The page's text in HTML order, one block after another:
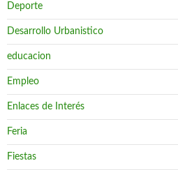
Deporte
Desarrollo Urbanistico
educacion
Empleo
Enlaces de Interés
Feria
Fiestas